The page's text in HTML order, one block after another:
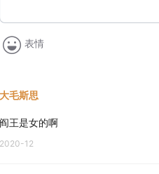
表情
大毛斯思
阎王是女的啊
2020-12